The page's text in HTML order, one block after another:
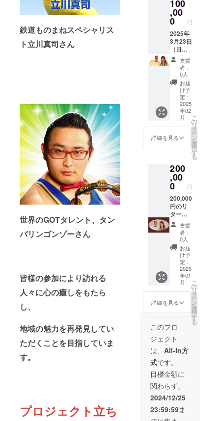
鉄道ものまねスペシャリス
ト立川真司さん
世界のGOTタレント、タン
バリンゴンゾーさん
皆様の参加により訪れる
人々に心の癒しをもたら
し、
地域の魅力を再発見してい
ただくことを目指していま
す。
プロジェクト立ち
・支援
者様の
交通費
や滞在
費：支
援者様
の交通
費や滞
在費は
各自で
ご負担
くださ
い。 ・
支援者
様との
連絡方
細は
メール
す。 こ
のイベ
ントの
チラシ
とポス
ターに
協賛と
して 御
社名掲
載（期
間12月
初旬か
ら当日
2025年
3月23
日） 掲
法：文
字の
ゴ／バ
ナーの
掲載は
不可 ※
支援
時、必
ず備考
欄に希
望され
る社名
をご記
入くだ
できません。」
酒類販売小売業
免許を有する株
式会ミカヴィー
ノというお店か
ら直送します。
（通知書文書番
号：第27480
号）
100
,00
0 円
2025年
3月23日
（日）
空と海
のハー
モニー
「珠敷
やよい
のドラ
ティッ
クコン
サー
ト」観
覧チ
ケット
券6枚を
提供致
しま
す。 ・
場所：
静岡県
伊東市
観光会
館 開
場：
13：
00 開
演：
13：30
・支援
者様の
交通費
や滞在
費：支
援者様
の交通
費や滞
在費は
各自で
ご負担
くださ
い。 ・
支援者
様との
連絡方
法：詳
細は
メール
支援
者：
0人
お届
け予
定：
2025
年02
月
詳細を見る
こ
の
リ
タ
ー
ン
を
選
択
す
る
200
,00
0 円
200,000
円のリ
ターン
者様に
は2025
年3月23
日
（日）
空と海
のハー
モニー
「珠敷
やよい
のドラ
マ
ティッ
クコン
サー
ト」観
覧チ
ケット
指定席S
券2枚を
提供致
しま
す。 ・
場所：
静岡県
伊東市
支援
者：
0人
お届
け予
定：
2025
年01
月
詳細を見る
こ
の
リ
タ
ー
ン
を
選
択
す
る
このプロ
ジェクト
は、 All-In方
式です。
目標金額に
関わらず、
2024/12/25
23:59:59ま